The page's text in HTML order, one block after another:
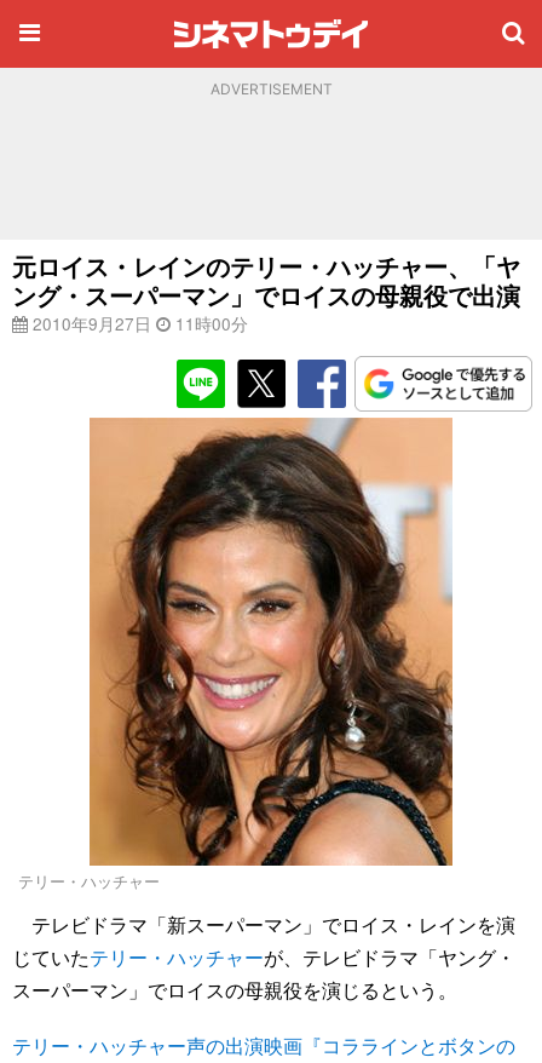
ADVERTISEMENT
元ロイス・レインのテリー・ハッチャー、「ヤ
ング・スーパーマン」でロイスの母親役で出演
2010年9月27日 11時00分
テリー・ハッチャー
テレビドラマ「新スーパーマン」でロイス・レインを演
じていたテリー・ハッチャーが、テレビドラマ「ヤング・
スーパーマン」でロイスの母親役を演じるという。
テリー・ハッチャー声の出演映画『コララインとボタンの